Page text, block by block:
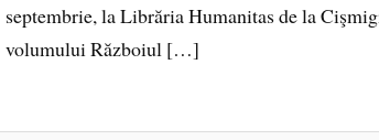
septembrie, la Librăria Humanitas de la
volumului Războiul […]